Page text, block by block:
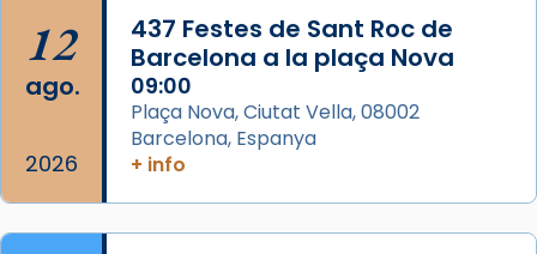
Acompanyant la història de sant Cugat, a
partir de l’Edat Mitjana sorgeix la tradició
que les santes Juliana (“relatiu a Júlia”) i
Semproniana (“relatiu a Semprònia =
eterna”) són deixebles seves. I l’any 1667, el
frare Joan Gaspar Roig, afirma en una obra
que les santes són filles de l’antiga Iluro.
Mataró en reivindicarà les relíq
12
ago.
2026
437 Festes de Sant Roc de
Barcelona a la plaça Nova
09:00
Plaça Nova, Ciutat Vella, 08002
Barcelona, Espanya
+ info